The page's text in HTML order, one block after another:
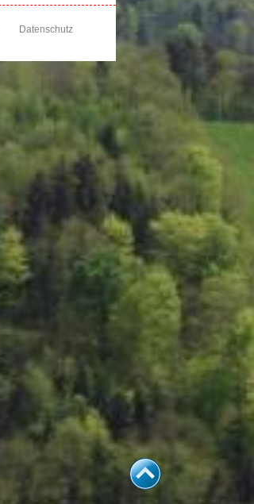
Datenschutz